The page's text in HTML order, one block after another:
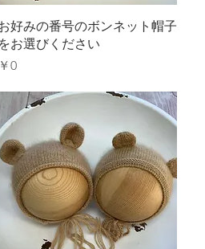
クイックビュー
好みの番号のボンネット帽子
をお選びください
価格
￥0